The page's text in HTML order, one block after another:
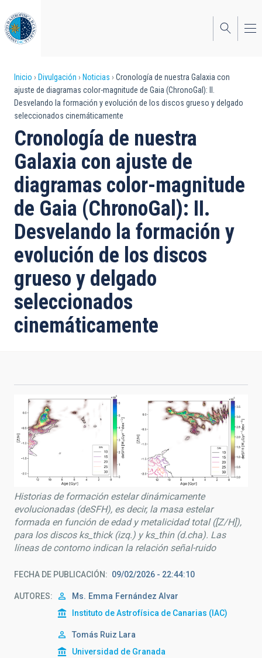
al
contenido
principal
Sobrescribir
enlaces
de
ayuda
a
la
navegación
Inicio Divulgación Noticias
Cronología de nuestra Galaxia con
ajuste de diagramas color-magnitude de Gaia (ChronoGal): II.
Desvelando la formación y evolución de los discos grueso y delgado
seleccionados cinemáticamente
Cronología de nuestra
Galaxia con ajuste de
diagramas color-magnitude
de Gaia (ChronoGal): II.
Desvelando la formación y
evolución de los discos
grueso y delgado
seleccionados
cinemáticamente
Historias de formación estelar dinámicamente
evolucionadas (deSFH), es decir, la masa estelar
formada en función de edad y metalicidad total ([Z/H]),
para los discos ks_thick (izq.) y ks_thin (d.cha). Las
líneas de contorno indican la relación señal-ruido
FECHA DE PUBLICACIÓN 09/02/2026 - 22:44:10
AUTORES Ms. Emma Fernández Alvar
Instituto de Astrofísica de Canarias (IAC)
Tomás Ruiz Lara
Universidad de Granada